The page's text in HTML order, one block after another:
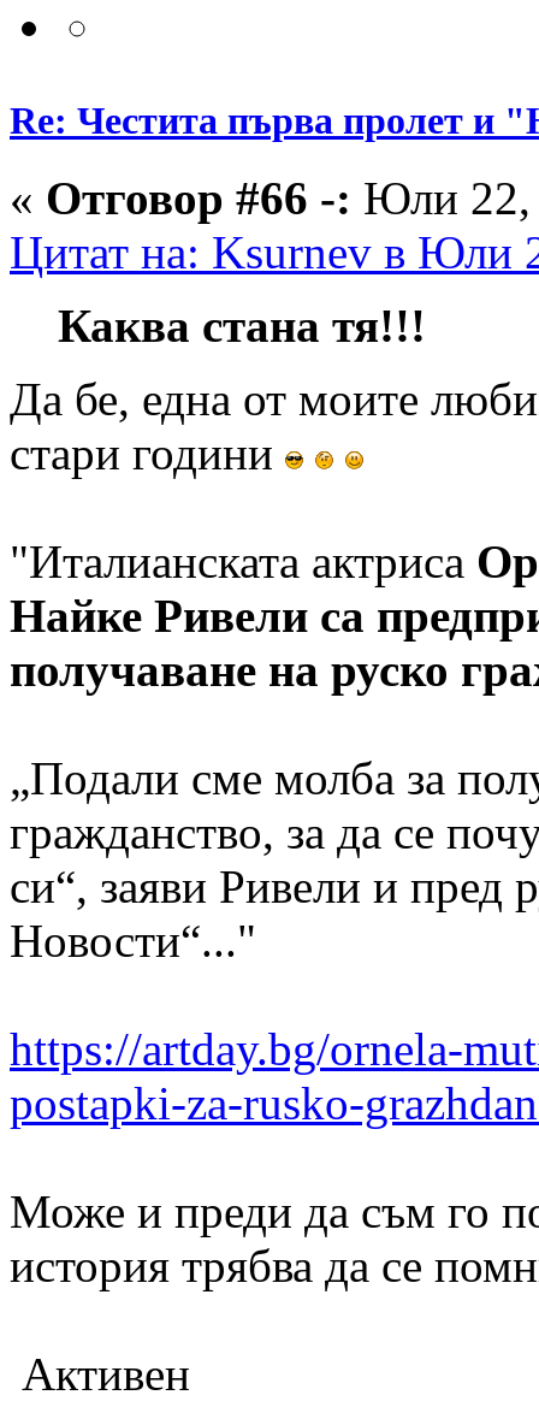
Re: Честита първа
« Отговор #66 -: Юли 22,
Цитат на: Ksurnev в Юли
Каква стана тя!!!
Да бе, една от моите
стари години
"Италианската актриса
Найке Ривели са
получаване на руско
„Подали сме молба за
гражданство, за да се
си“, заяви Ривели и пред
Новости“..."
https://artday.bg/ornela-
postapki-za-rusko-
Може и преди да съм го
история трябва да се
Активен